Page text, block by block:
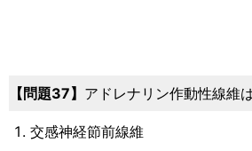
37 アドレナリン作動性線維
交感神経節前線維